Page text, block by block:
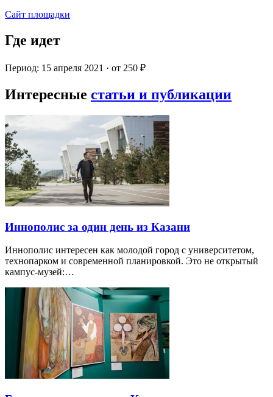
Сайт площадки
Где идет
Период: 15 апреля 2021 · от 250 ₽
Интересные статьи и публикации
Иннополис за один день из Казани
Иннополис интересен как молодой город с университетом,
технопарком и современной планировкой. Это не открытый
кампус-музей:…